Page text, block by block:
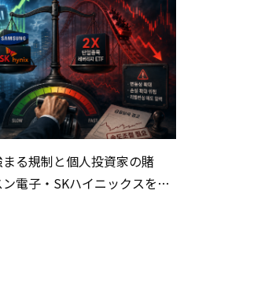
る規制と個人投資家の賭
電子・SKハイニックスを巡